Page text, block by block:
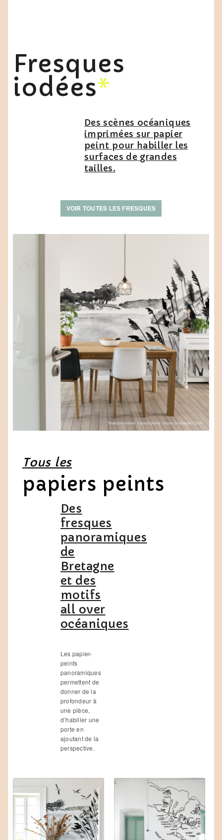
Fresques
iodées*
Des scènes océaniques
imprimées sur papier
peint pour habiller les
surfaces de grandes
tailles.
VOIR TOUTES LES FRESQUES
Tous les
papiers peints
Des
fresques
panoramiques
de
Bretagne
et des
motifs
all over
océaniques
Les papier-
peints
panoramiques
permettent de
donner de la
profondeur à
une pièce,
d’habiller une
porte en
ajoutant de la
perspective.